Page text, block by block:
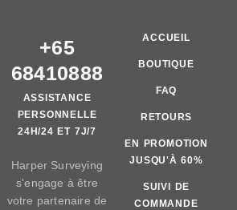
+65
68410888
ASSISTANCE
PERSONNELLE
24H/24 ET 7J/7
Harper Surveying
s'engage à être
votre partenaire de
ACCUEIL
BOUTIQUE
FAQ
RETOURS
EN PROMOTION
JUSQU'À 60%
SUIVI DE
COMMANDE